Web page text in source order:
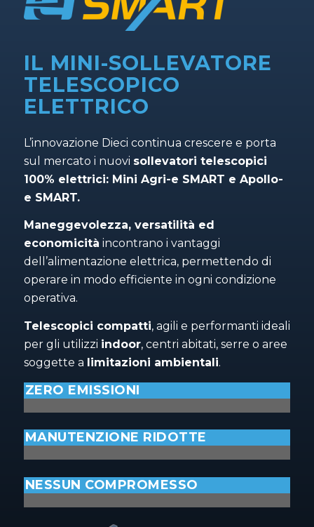
IL MINI-SOLLEVATORE
TELESCOPICO
ELETTRICO
L’innovazione Dieci continua crescere e porta
sul mercato i nuovi sollevatori telescopici
100% elettrici: Mini Agri-e SMART e Apollo-
e SMART.
Maneggevolezza, versatilità ed
economicità incontrano i vantaggi
dell’alimentazione elettrica, permettendo di
operare in modo efficiente in ogni condizione
operativa.
Telescopici compatti, agili e performanti ideali
per gli utilizzi indoor, centri abitati, serre o aree
soggette a limitazioni ambientali.
ZERO EMISSIONI
MANUTENZIONE RIDOTTE
NESSUN COMPROMESSO